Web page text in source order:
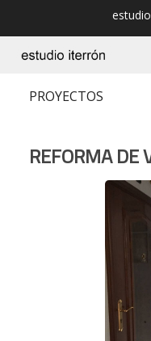
PROYECTOS
REFORMA DE